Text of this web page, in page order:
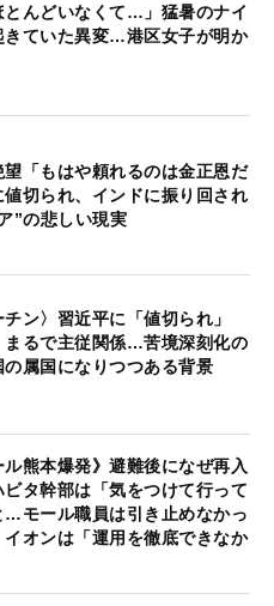
とんどいなくて…」猛暑のナイ
きていた異変…港区女子が明か
望「もはや頼れるのは金正恩だ
切られ、インドに振り回され
”の悲しい現実
チン〉習近平に「値切られ」
まるで主従関係…苦境深刻化の
の属国になりつつある背景
ル熊本爆発》避難後になぜ再入
タ幹部は「気をつけて行って
…モール職員は引き止めなかっ
オンは「運用を徹底できなか